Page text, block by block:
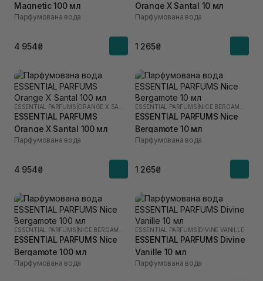
Magnetic 100 мл
Парфумована вода
4 954₴
Orange X Santal 10 мл
Парфумована вода
1 265₴
ESSENTIAL PARFUMS
ESSENTIAL PARFUMS
Orange X Santal 100 мл
Парфумована вода
4 954₴
ESSENTIAL PARFUMS
ESSENTIAL PARFUMS Nice
Bergamote 10 мл
Парфумована вода
1 265₴
ESSENTIAL PARFUMS
ESSENTIAL PARFUMS Nice
Bergamote 100 мл
Парфумована вода
ESSENTIAL PARFUMS DIVINE VANILLE
ESSENTIAL PARFUMS Divine
Vanille 10 мл
Парфумована вода